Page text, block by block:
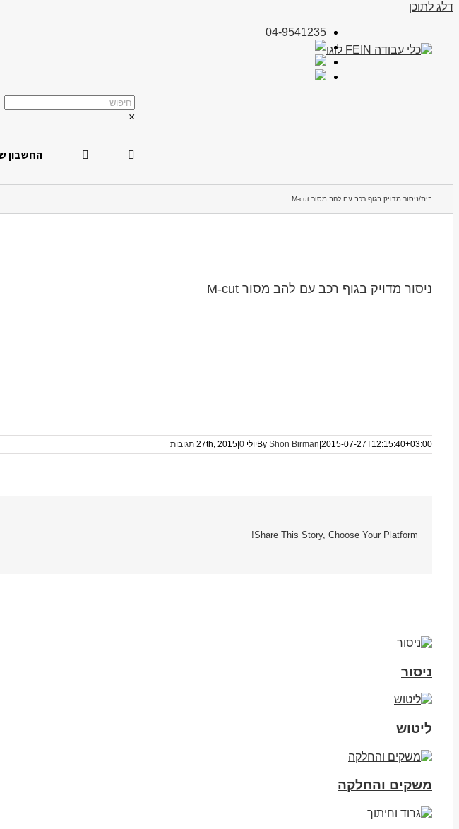
דלג לתוכן
04-9541235
×
החשבון
בית/ניסור מדויק בגוף רכב עם להב מסור M-cut
ניסור מדויק בגוף רכב עם להב מסור M-cut
By Shon Birman 2015-07-27T12:15:40+03:00 יולי 27th, 2015 0 תגובות
Share This Story, Choose Your Platform!
ניסור
ליטוש
משקים והחלקה